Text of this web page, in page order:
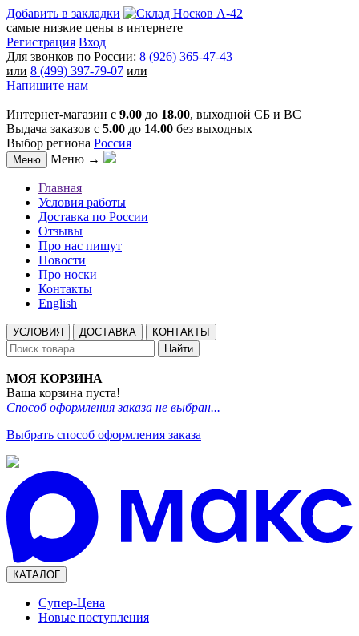
Добавить в закладки
самые низкие цены в интернете
Регистрация Вход
Для звонков по России: 8 (926) 365-47-43
или 8 (499) 397-79-07 или
Напишите нам
Интернет-магазин с 9.00 до 18.00, выходной СБ и ВС
Выдача заказов с 5.00 до 14.00 без выходных
Выбор региона Россия
Меню Меню →
Главная
Условия работы
Доставка по России
Отзывы
Про нас пишут
Новости
Про носки
Контакты
English
УСЛОВИЯ ДОСТАВКА
КОНТАКТЫ
Найти
МОЯ КОРЗИНА
Ваша корзина пуста!
Способ оформления заказа не выбран...
Выбрать способ оформления заказа
КАТАЛОГ
Супер-Цена
Новые поступления